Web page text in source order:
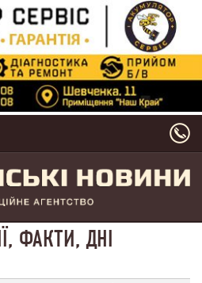
ФАКТИ, ДНІ